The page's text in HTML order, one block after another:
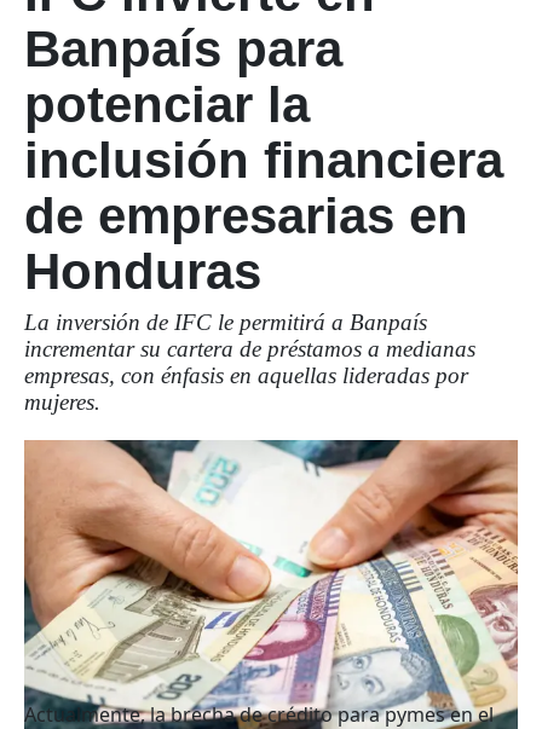
Banpaís para
potenciar la
inclusión financiera
de empresarias en
Honduras
La inversión de IFC le permitirá a Banpaís
incrementar su cartera de préstamos a medianas
empresas, con énfasis en aquellas lideradas por
mujeres.
Actualmente, la brecha de crédito para pymes en el